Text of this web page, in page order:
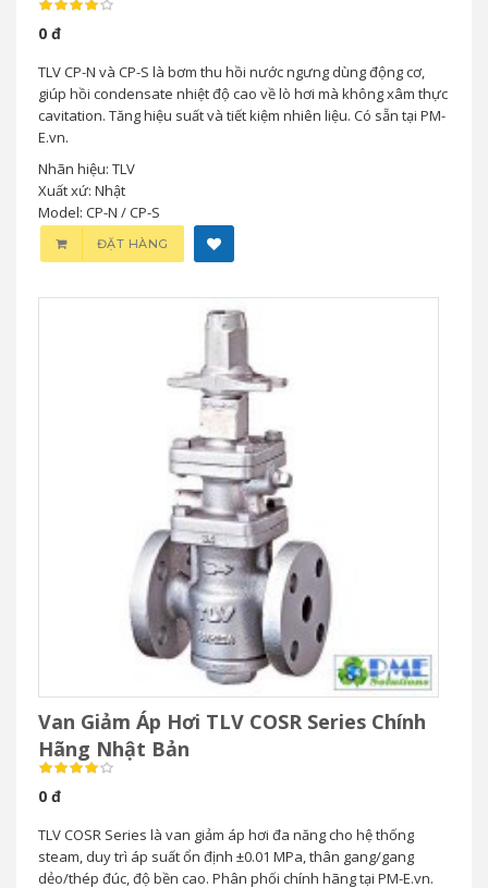
0 đ
TLV CP-N và CP-S là bơm thu hồi nước ngưng dùng động cơ,
giúp hồi condensate nhiệt độ cao về lò hơi mà không xâm thực
cavitation. Tăng hiệu suất và tiết kiệm nhiên liệu. Có sẵn tại PM-
E.vn.
Nhãn hiệu: TLV
Xuất xứ: Nhật
Model: CP-N / CP-S
ĐẶT HÀNG
Van Giảm Áp Hơi TLV COSR Series Chính
Hãng Nhật Bản
0 đ
TLV COSR Series là van giảm áp hơi đa năng cho hệ thống
steam, duy trì áp suất ổn định ±0.01 MPa, thân gang/gang
dẻo/thép đúc, độ bền cao. Phân phối chính hãng tại PM-E.vn.